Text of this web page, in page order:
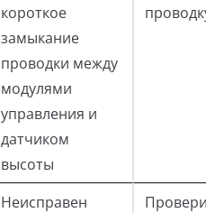
короткое
замыкание
проводки между
модулями
управления и
датчиком
высоты
Неисправен